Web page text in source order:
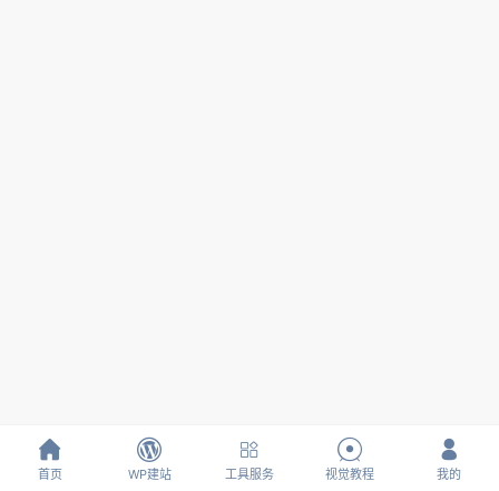

首页

WP建站

工具服务

视觉教程

我的